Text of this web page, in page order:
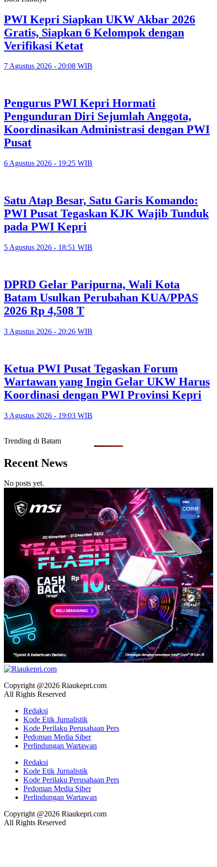
PWI Kepri Siapkan UKW Akbar 2026
Gratis, Siapkan 6 Kelompok dengan
Verifikasi Ketat
7 Agustus 2026 - 20:08 WIB
Pengurus PWI Kepri Hormati
Pengunduran Diri Sejumlah Anggota,
Koordinasikan Administrasi dengan PWI
Pusat
6 Agustus 2026 - 19:25 WIB
Satu Atap Besar, Satu Garis Komando:
PWI Pusat Tegaskan KJK Wajib Tunduk
pada PWI Kepri
5 Agustus 2026 - 18:51 WIB
DPRD Gelar Paripurna, Wali Kota
Batam Usulkan Perubahan KUA/PPAS
2026 Rp 4,508 T
3 Agustus 2026 - 20:26 WIB
Ketua PWI Pusat Tegaskan Forum
Wartawan yang Ingin Gelar UKW Harus
Koordinasi dengan PWI Provinsi Kepri
3 Agustus 2026 - 19:03 WIB
Trending di Batam
Recent News
No posts yet.
Copyright @2026 Riaukepri.com
All Rights Reserved
Redaksi
Kode Etik Jurnalistik
Kode Perilaku Perusahaan Pers
Pedoman Media Siber
Perlindungan Wartawan
Redaksi
Kode Etik Jurnalistik
Kode Perilaku Perusahaan Pers
Pedoman Media Siber
Perlindungan Wartawan
Copyright @2026 Riaukepri.com
All Rights Reserved